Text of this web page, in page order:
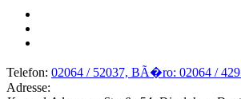
Telefon: 02064 / 52037, BÃ�ro: 02064 /
Adresse: